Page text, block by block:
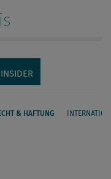
INSIDER
& HAFTUNG